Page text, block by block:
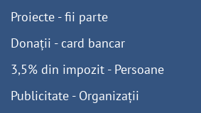
Proiecte - fii parte
Donații - card bancar
3,5% din impozit - Persoane
Publicitate - Organizații